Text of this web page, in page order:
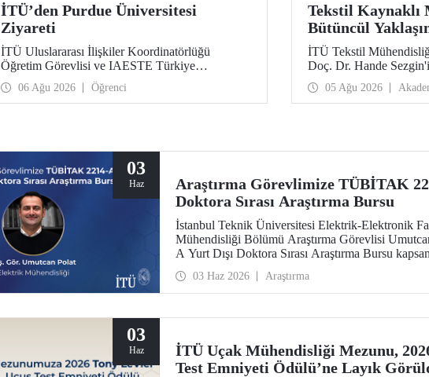
İTÜ’den Purdue Üniversitesi
Ziyareti
İTÜ Uluslararası İlişkiler Koordinatörlüğü
Öğretim Görevlisi ve IAESTE Türkiye
Sorumlusu Cahit Okan, akademik ilişkileri ve iş
birliğini geliştirmek amacıyla 20-27 Temmuz
tarihlerinde ABD’de dünyanın önde gelen
06 Ağu 2026 Öğrenci
Tekstil Kaynaklı
Bütüncül
Analiz ve
Geliştirecek
Desteği
İTÜ Tekstil
Doç. Dr. Hande
üstlendiği
Esaslı Tekstil
Bağlı Mikrolif Salımı:
proje, TÜBİTAK 2515
desteklenmeye hak
05 Ağu 2026
03
Haz
Araştırma Görevlimize TÜBİTAK
Doktora Sırası Araştırma Bursu
İstanbul Teknik Üniversitesi Elektrik-Elektronik
Mühendisliği Bölümü Araştırma Görevlisi
A Yurt Dışı Doktora Sırası Araştırma Bursu
03 Haz 2026 Araştırma
03
Haz
İTÜ Uçak Mühendisliği Mezunu,
Test Emniyeti Ödülü’ne Layık